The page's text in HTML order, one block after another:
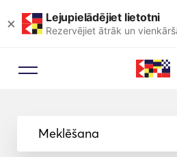
× Lejupielādējiet lietotni
Rezervējiet ātrāk un
Meklēšana